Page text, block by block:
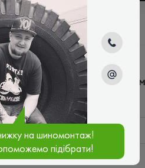
Написати
Ім'я*
Ваш e-mail*
на шиномонтаж!
підібрати!